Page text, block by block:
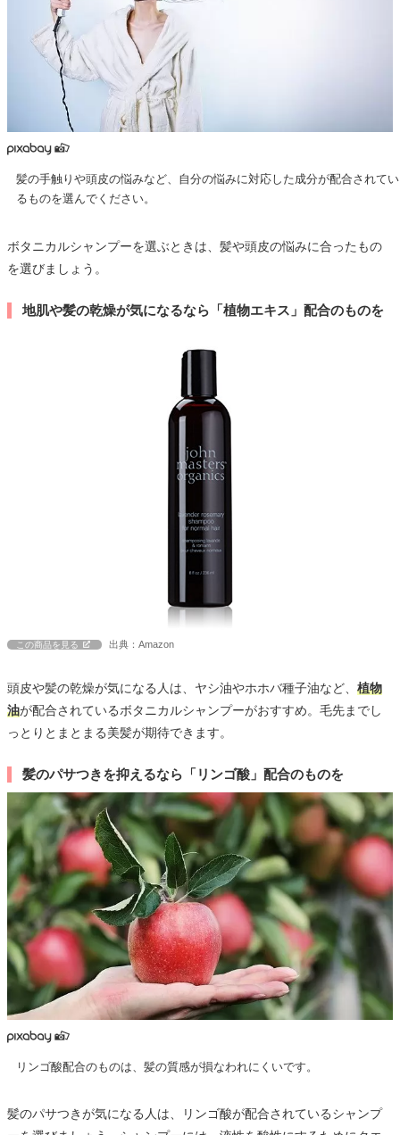
髪の手触りや頭皮の悩みなど、自分の悩みに対応した成分が配合されてい
るものを選んでください。
ボタニカルシャンプーを選ぶときは、髪や頭皮の悩みに合ったもの
を選びましょう。
地肌や髪の乾燥が気になるなら「植物エキス」配合のものを
この商品を見る 出典：Amazon
頭皮や髪の乾燥が気になる人は、ヤシ油やホホバ種子油など、 植物
油が配合されているボタニカルシャンプーがおすすめ。毛先までし
っとりとまとまる美髪が期待できます。
髪のパサつきを抑えるなら「リンゴ酸」配合のものを
リンゴ酸配合のものは、髪の質感が損なわれにくいです。
髪のパサつきが気になる人は、リンゴ酸が配合されているシャンプ